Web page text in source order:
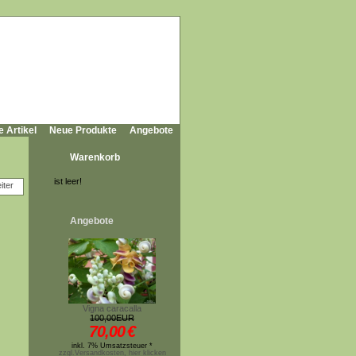
Artikel Neue Produkte Angebote
Warenkorb
ist leer!
Angebote
Vigna caracalla
100,00EUR
70,00€
inkl. 7% Umsatzsteuer *
zzgl.Versandkosten, hier klicken